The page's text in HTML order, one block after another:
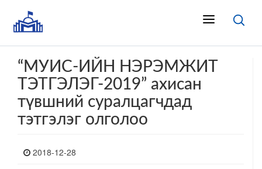
“МУИС-ИЙН НЭРЭМЖИТ
ТЭТГЭЛЭГ-2019” ахисан
түвшний суралцагчдад
тэтгэлэг олголоо
2018-12-28